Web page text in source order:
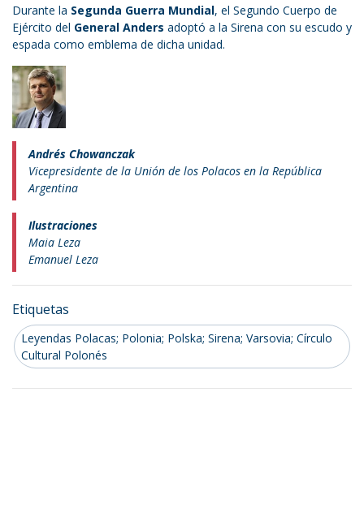
Durante la Segunda Guerra Mundial, el Segundo Cuerpo de
Ejército del General Anders adoptó a la Sirena con su escudo y
espada como emblema de dicha unidad.
Andrés Chowanczak
Vicepresidente de la Unión de los Polacos en la República
Argentina
Ilustraciones
Maia Leza
Emanuel Leza
Etiquetas
Leyendas Polacas; Polonia; Polska; Sirena; Varsovia; Círculo
Cultural Polonés